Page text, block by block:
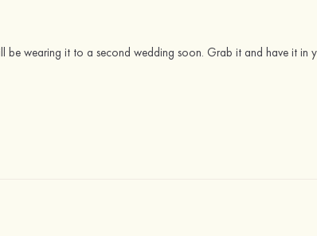
be wearing it to a second wedding soon. Grab it and have it in